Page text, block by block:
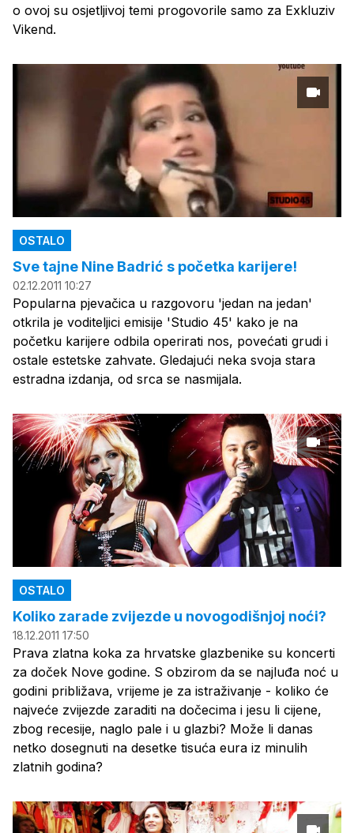
o ovoj su osjetljivoj temi progovorile samo za Exkluziv
Vikend.
OSTALO
Sve tajne Nine Badrić s početka karijere!
02.12.2011 10:27
Popularna pjevačica u razgovoru 'jedan na jedan'
otkrila je voditeljici emisije 'Studio 45' kako je na
početku karijere odbila operirati nos, povećati grudi i
ostale estetske zahvate. Gledajući neka svoja stara
estradna izdanja, od srca se nasmijala.
OSTALO
Koliko zarade zvijezde u novogodišnjoj noći?
18.12.2011 17:50
Prava zlatna koka za hrvatske glazbenike su koncerti
za doček Nove godine. S obzirom da se najluđa noć u
godini približava, vrijeme je za istraživanje - koliko će
najveće zvijezde zaraditi na dočecima i jesu li cijene,
zbog recesije, naglo pale i u glazbi? Može li danas
netko dosegnuti na desetke tisuća eura iz minulih
zlatnih godina?